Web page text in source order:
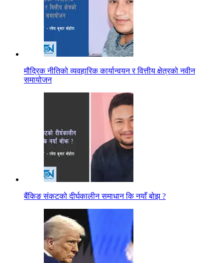
मौद्रिक नीतिको व्यवहारिक कार्यान्वयन र वित्तीय क्षेत्रको नवीन
समायोजन
बैंकिङ संकटको दीर्घकालीन समाधान कि नयाँ बोझ ?